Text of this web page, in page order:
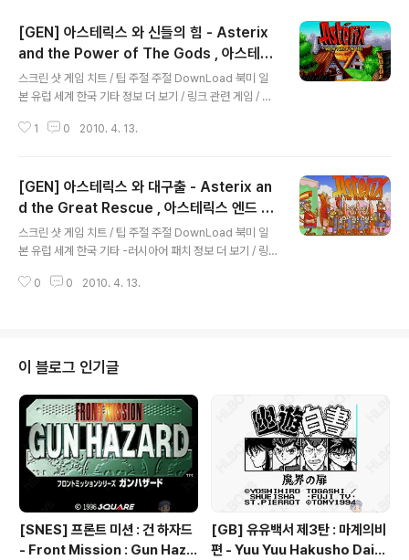
[GEN] 아스테릭스 와 신들의 힘 - Asterix
and the Power of The Gods , 아스테릭
스 엔드 더 파워 오브 더 갓즈
스크린 샷 게임 치트 / 팁 주절 주절 DownLoad 북미 일
본 유럽 세계 한국 기타 정보 더 보기 / 링크 관련 게임 / 다
스테릭스 - Asterix [슈퍼패미컴/액션/아케이드] - [SNE
- Asterix and the Power of The Gods , 아스테릭스
엔드 더 파워 오브 더 갓즈 [메가드라이브/액션/아케이드]
- [GEN] 아스테릭스 와 대구출 - Asterix and the Gre
at Rescue , 아스테릭스 엔드 더 그레이트 레스큐 [세가
1 0 2010. 4. 13.
[GEN] 아스테릭스 와 대구출 - Asterix an
d the Great Rescue , 아스테릭스 엔드 더
그레이트 레스큐
스크린 샷 게임 치트 / 팁 주절 주절 DownLoad 북미 일
본 유럽 세계 한국 기타 -러시아어 패치 정보 더 보기 / 링
드] - [SNES] 아스테릭스 - Asterix [슈퍼패미컴/액션/
Gods , 아스테릭스 엔드 더 파워 오브 더 갓즈 [메가드라
이브/액션/아케이드] - [GEN] 아스테릭스 와 대구출 - As
terix and the Great Rescue , 아스테릭스 엔드 더 그
레이트 레스큐 [세가 마스터 시스템/액션/아케이드] -..
0 0 2010. 4. 13.
이 블로그 인기글
[SNES] 프론트 미션 : 건 하자드
- Front Mission : Gun Haza
[GB] 유유백서 제3탄 : 마계의비
편 - Yuu Yuu Hakusho Dai-3